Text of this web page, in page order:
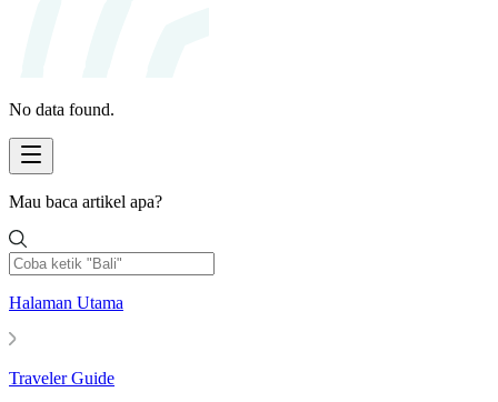
No data found.
Mau baca artikel apa?
Halaman Utama
Traveler Guide